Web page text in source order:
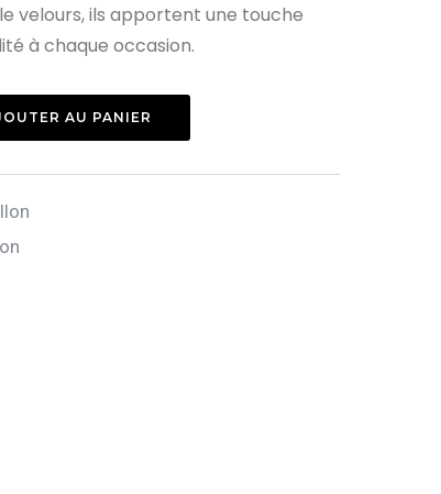
velours, ils apportent une touche
à chaque occasion.
AU PANIER